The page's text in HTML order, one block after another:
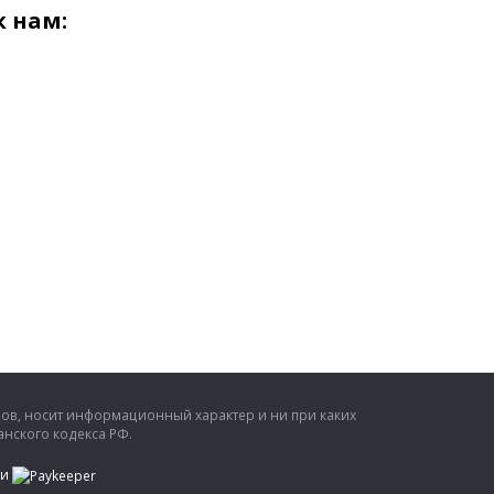
нам:
носит информационный характер и ни при каких
кодекса РФ.